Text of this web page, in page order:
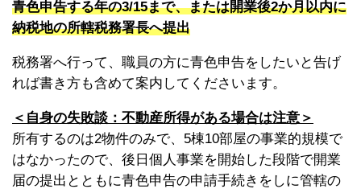
青色申告する年の3/15まで、または開業後2か月以内に
納税地の所轄税務署長へ提出
税務署へ行って、職員の方に青色申告をしたいと告げ
れば書き方も含めて案内してくださいます。
＜自身の失敗談：不動産所得がある場合は注意＞
所有するのは2物件のみで、5棟10部屋の事業的規模で
はなかったので、後日個人事業を開始した段階で開業
届の提出とともに青色申告の申請手続きをしに管轄の